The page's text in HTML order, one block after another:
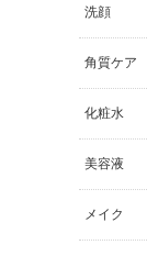
洗顔
角質ケア
化粧水
美容液
メイク